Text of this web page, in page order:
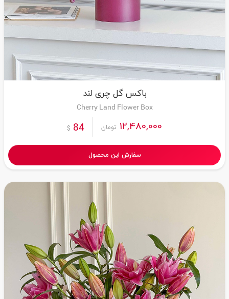
باکس گل چری لند
Cherry Land Flower Box
12,480,000 تومان 84
$
سفارش این محصول